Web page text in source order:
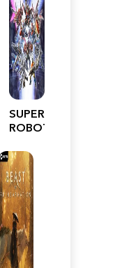
SUPER
ROBOT
Y